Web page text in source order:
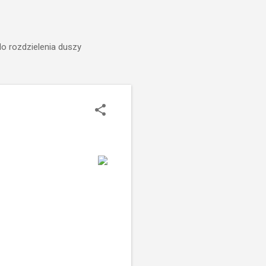
rozdzielenia duszy